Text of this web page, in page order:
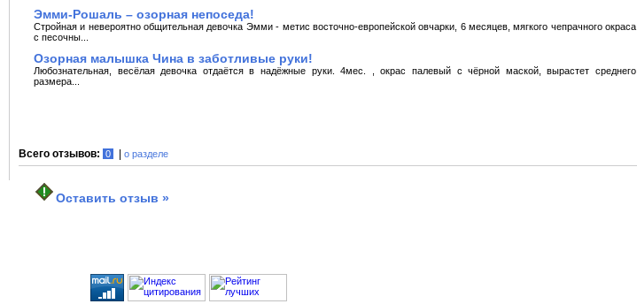
Эмми-Рошаль – озорная непоседа!
Стройная и невероятно общительная девочка Эмми - метис восточно-европейской овчарки, 6 месяцев, мягкого чепрачного окраса
с песочны...
Озорная малышка Чина в заботливые руки!
Любознательная, весёлая девочка отдаётся в надёжные руки. 4мес. , окрас палевый с чёрной маской, вырастет среднего
размера...
Всего отзывов: 0 | о разделе
Оставить отзыв »